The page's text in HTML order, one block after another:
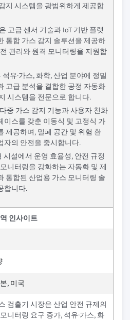
지 시스템을 광범위하게 제공합
고급 센서 기술과 IoT 기반 플랫
통합 가스 감지 솔루션을 제공하
관리와 원격 모니터링을 지원합
석유·가스, 화학, 산업 분야에 정밀
고급 분석을 결합한 공정 자동화
시스템을 전문으로 합니다.
중 가스 감지 기능과 사용자 친화
이스를 갖춘 이동식 및 고정식 가
제공하며, 밀폐 공간 및 위험 환
자의 안전을 중시합니다.
시설에서 운영 효율성, 안전 규정
니터링을 강화하는 자동화 및 제
통합된 산업용 가스 모니터링 솔
합니다.
인사이트
, 미국
검출기 시장은 산업 안전 규제의
니터링 요구 증가, 석유·가스, 화